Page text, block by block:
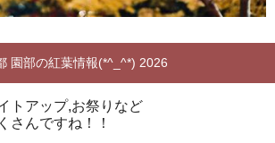
園部の紅葉情報(*^_^*) 2026
トアップ,お祭りなど
さんですね！！